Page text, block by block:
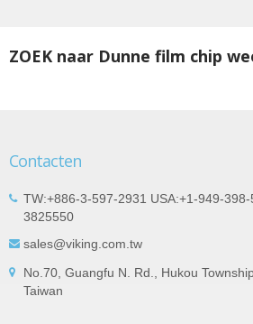
ZOEK naar Dunne film chip
Contacten
TW:+886-3-597-2931 USA:+1-949-
3825550
sales@viking.com.tw
No.70, Guangfu N. Rd., Hukou
Taiwan